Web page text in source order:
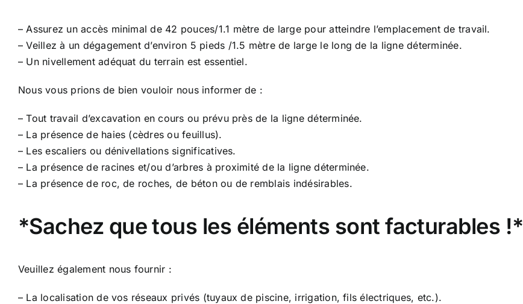
– Assurez un accès minimal de 42 pouces/1.1 mètre de large pour atteindre l’emplacement de travail.
– Veillez à un dégagement d’environ 5 pieds /1.5 mètre de large le long de la ligne déterminée.
– Un nivellement adéquat du terrain est essentiel.
Nous vous prions de bien vouloir nous informer de :
– Tout travail d’excavation en cours ou prévu près de la ligne déterminée.
– La présence de haies (cèdres ou feuillus).
– Les escaliers ou dénivellations significatives.
– La présence de racines et/ou d’arbres à proximité de la ligne déterminée.
– La présence de roc, de roches, de béton ou de remblais indésirables.
*Sachez que tous les éléments sont facturables !*
Veuillez également nous fournir :
– La localisation de vos réseaux privés (tuyaux de piscine, irrigation, fils électriques, etc.).